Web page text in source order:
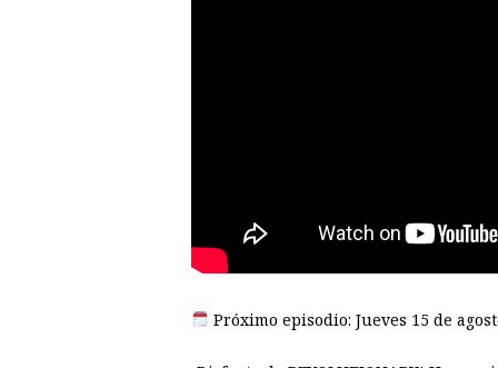
Próximo episodio: Jueves 15 de